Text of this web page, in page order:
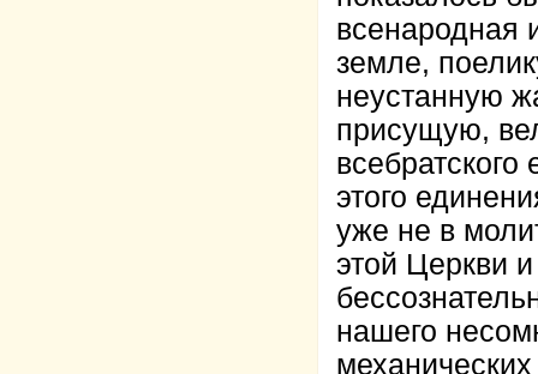
всенародная
земле,
неустанную
присущую,
этого
уже не в
этой Церкви
нашего